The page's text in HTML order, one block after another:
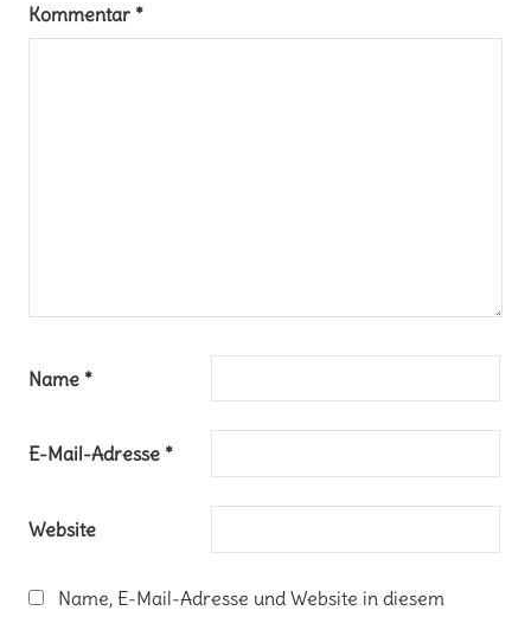
Kommentar *
Name *
E-Mail-Adresse *
Website
Name, E-Mail-Adresse und Website in diesem